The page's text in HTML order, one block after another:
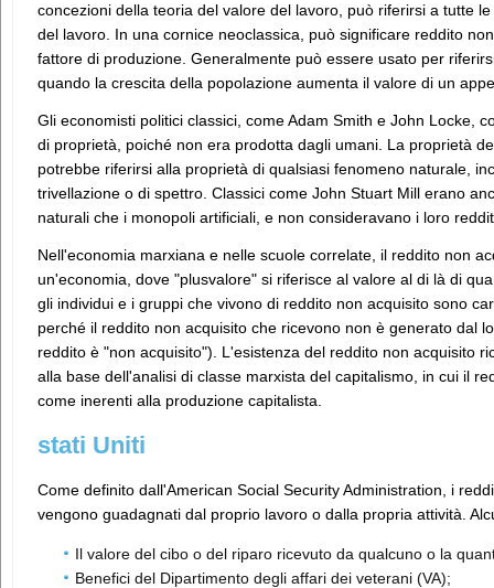
concezioni della teoria del valore del lavoro, può riferirsi a tutte
del lavoro. In una cornice neoclassica, può significare reddito
fattore di produzione. Generalmente può essere usato per
quando la crescita della popolazione aumenta il valore di un
Gli economisti politici classici, come Adam Smith e John Locke,
di proprietà, poiché non era prodotta dagli umani. La proprietà
potrebbe riferirsi alla proprietà di qualsiasi fenomeno naturale,
trivellazione o di spettro. Classici come John Stuart Mill erano
naturali che i monopoli artificiali, e non consideravano i loro
Nell'economia marxiana e nelle scuole correlate, il reddito non
un'economia, dove "plusvalore" si riferisce al valore al di là di
gli individui e i gruppi che vivono di reddito non acquisito sono
perché il reddito non acquisito che ricevono non è generato dal
reddito è "non acquisito"). L'esistenza del reddito non acquisito
alla base dell'analisi di classe marxista del capitalismo, in cui il
come inerenti alla produzione capitalista.
stati Uniti
Come definito dall'American Social Security Administration, i
vengono guadagnati dal proprio lavoro o dalla propria attività.
Il valore del cibo o del riparo ricevuto da qualcuno o la
Benefici del Dipartimento degli affari dei veterani (VA);